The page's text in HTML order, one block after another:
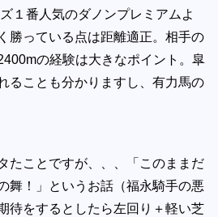
１番人気のダノンプレミアムよ
勝っている点は距離適正。相手の
の経験は大きなポイント。皐
ることも分かりますし、有力馬の
たことですが、、、「このままだ
舞！」というお話（福永騎手の悪
待をするとしたら左回り＋軽い芝